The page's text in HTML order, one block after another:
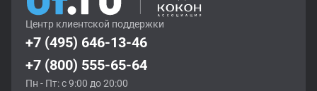
Центр клиентской поддержки
+7 (495) 646-13-46
+7 (800) 555-65-64
Пн - Пт: с 9:00 до 20:00